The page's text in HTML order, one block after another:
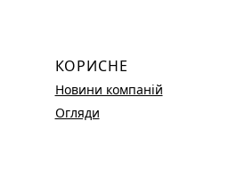
КОРИСНЕ
Новини компаній
Огляди